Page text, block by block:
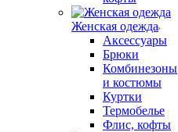
Женская одежда
Аксессуары
Брюки
Комбинезоны
и костюмы
Куртки
Термобелье
Флис, кофты